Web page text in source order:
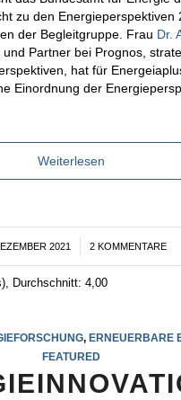
zu den Energieperspektiven
der Begleitgruppe. Frau Dr.
Partner bei Prognos,
hat für
Einordnung der
Weiterlesen
2021
/ 2 KOMMENTARE
Durchschnitt: 4,00
, ERNEUERBARE
FEATURED